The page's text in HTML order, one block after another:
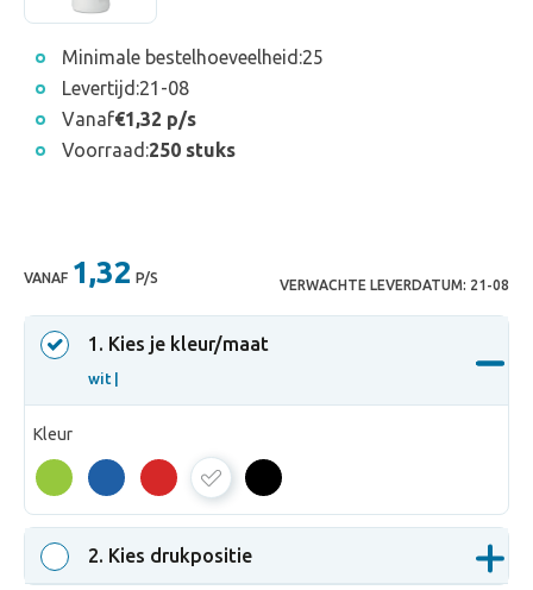
Minimale bestelhoeveelheid:25
Levertijd:21-08
Vanaf€1,32 p/s
Voorraad:250 stuks
VANAF 1,32 P/S VERWACHTE LEVERDATUM: 21-08
1 . Kies je kleur/maat
wit |
Kleur
wit
2. Kies drukpositie